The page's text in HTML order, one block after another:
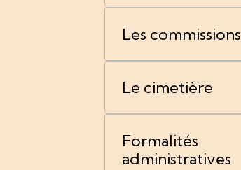
Les commissions
Le cimetière
Formalités
administratives